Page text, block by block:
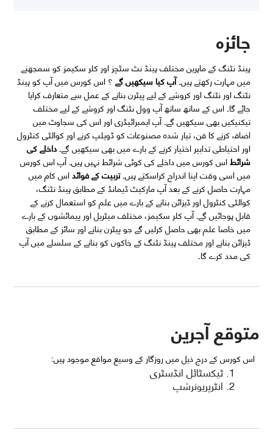
جائزہ
ہینڈ نٹنگ کے ماہرین مختلف ہینڈ نٹ سٹچز اور کلر سکیمز کو سمجھنے
میں مہارت رکھتے ہیں۔آپ کیا سیکھیں گے ؟ اس کورس میں آپ کو ہینڈ
نٹنگ اور نٹنگ اور کروشے کے لیے پیٹرن بنانے کے عمل سے متعارف کرایا
جائے گا۔ اس کے ساتھ ساتھ آپ وول نٹنگ اور کروشے کے لیے مختلف
تیکنیکیں بھی سیکھیں گے۔ آپ ایمبرائیڈری اور اس کی سجاوٹ میں
اضافہ کرنے کا فن، تیار شدہ مصنوعات کو ڈویلپ کرنے اور کوالٹی کنٹرول
اور احتیاطی تدابیر اختیار کرنے کے بارے میں بھی سیکھیں گے۔داخلے کی
شرائطاس کورس میں داخلے کی کوئی شرائط نہیں ہیں۔ آپ اس کورس
میں اسی وقت اپنا اندراج کراسکتے ہیں۔تربیتکےفوائداس کام میں
مہارت حاصل کرنے کے بعد آپ مارکیٹ ڈیمانڈ کے مطابق ہینڈ نٹنگ،
کوالٹی کنٹرول اور ڈیزائن بنانے کے بارے میں علم کو استعمال کرنے کے
قابل ہوجائیں گے۔ آپ کلر سکیمز، مختلف میٹریل اور پیمائشوں کے بارے
میں خاصا علم بھی حاصل کرلیں گے جو پیٹرن بنانے اور سائز کے مطابق
ڈیزائن بنانے اور مختلف ہینڈ نٹنگ کے خاکوں کو بنانے کے سلسلے میں آپ
کی مدد کرے گا۔
متوقع آجرین
اس کورس کے درج ذیل میں روزگار کے وسیع مواقع موجود ہیں:
ٹیکسٹائل انڈسٹری
انٹرپریونرشپ